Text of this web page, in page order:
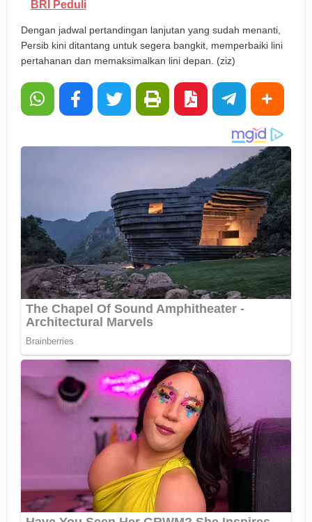
BRI Peduli
Dengan jadwal pertandingan lanjutan yang sudah menanti,
Persib kini ditantang untuk segera bangkit, memperbaiki lini
pertahanan dan memaksimalkan lini depan. (ziz)